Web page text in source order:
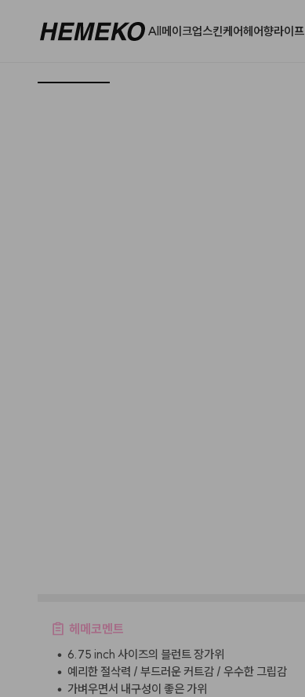
All메이크업스킨케어헤어향라이프
헤메코멘트
• 6.75 inch 사이즈의 블런트 장가위
• 예리한 절삭력 / 부드러운 커트감 / 우수한 그립감
• 가벼우면서 내구성이 좋은 가위